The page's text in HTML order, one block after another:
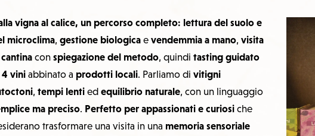
vigna al calice, un percorso completo: lettura del suolo e
microclima, gestione biologica e vendemmia a mano, visita
con spiegazione del metodo, quindi tasting guidato
4 vini abbinato a prodotti locali. Parliamo di vitigni
, tempi lenti ed equilibrio naturale, con un linguaggio
ma preciso. Perfetto per appassionati e curiosi che
trasformare una visita in una memoria sensoriale